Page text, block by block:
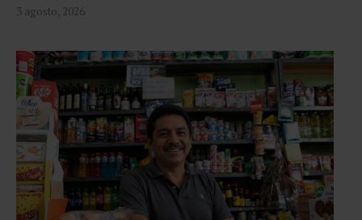
3 agosto, 2026